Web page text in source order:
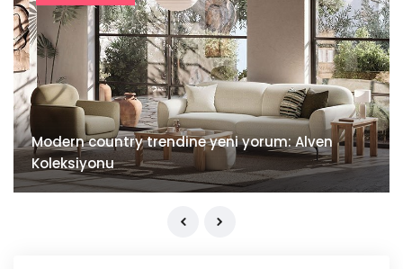
Modern country trendine yeni yorum: Alven
Koleksiyonu